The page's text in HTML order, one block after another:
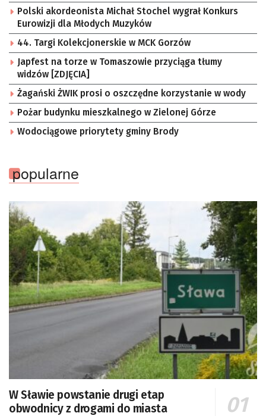
Polski akordeonista Michał Stochel wygrał Konkurs
Eurowizji dla Młodych Muzyków
44. Targi Kolekcjonerskie w MCK Gorzów
Japfest na torze w Tomaszowie przyciąga tłumy
widzów [ZDJĘCIA]
Żagański ŻWIK prosi o oszczędne korzystanie w wody
Pożar budynku mieszkalnego w Zielonej Górze
Wodociągowe priorytety gminy Brody
popularne
W Sławie powstanie drugi etap
obwodnicy z drogami do miasta